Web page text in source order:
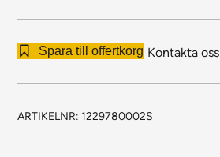
Spara till offertkorg Kontakta oss
ARTIKELNR:1229780002S